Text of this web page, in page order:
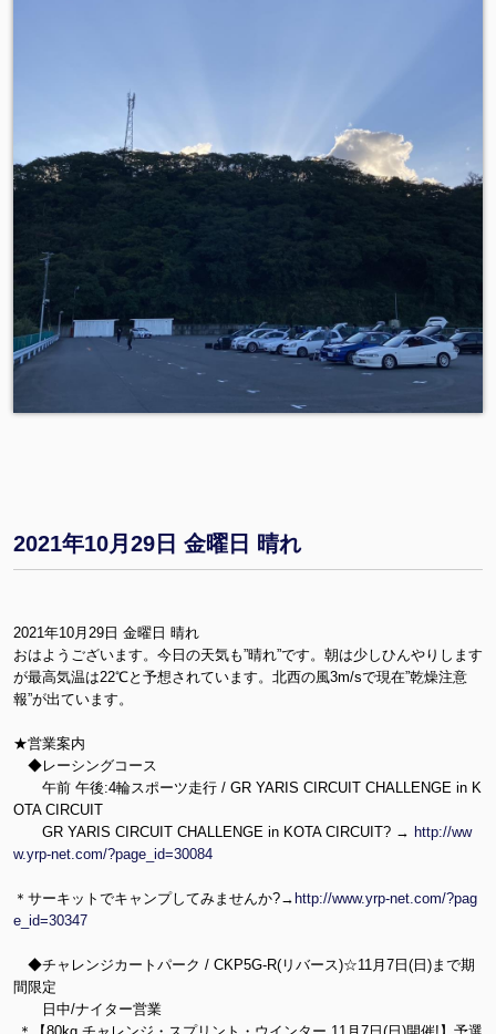
2021年10月29日 金曜日 晴れ
2021年10月29日 金曜日 晴れ
おはようございます。今日の天気も”晴れ”です。朝は少しひんやりします
が最高気温は22℃と予想されています。北西の風3m/sで現在”乾燥注意
報”が出ています。
★営業案内
◆レーシングコース
午前 午後:4輪スポーツ走行 / GR YARIS CIRCUIT CHALLENGE in K
OTA CIRCUIT
GR YARIS CIRCUIT CHALLENGE in KOTA CIRCUIT? → http://ww
w.yrp-net.com/?page_id=30084
＊サーキットでキャンプしてみませんか?→ http://www.yrp-net.com/?pag
e_id=30347
◆チャレンジカートパーク / CKP5G-R(リバース)☆11月7日(日)まで期
間限定
日中/ナイター営業